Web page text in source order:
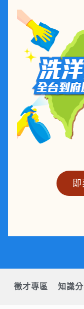
徵才專區 知識